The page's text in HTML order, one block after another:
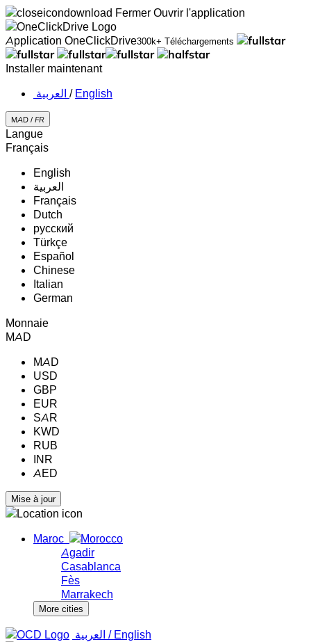
Fermer Ouvrir l'application
Application OneClickDrive300k+ Téléchargements
Installer maintenant
‏العربية ‏ / English
MAD / FR
Langue
Français
English
‏العربية‏
Français
Dutch
русский
Türkçe
Español
Chinese
Italian
German
Monnaie
MAD
MAD
USD
GBP
EUR
SAR
KWD
RUB
INR
AED
Maroc
Agadir
Casablanca
Fès
Marrakech
More cities
‏العربية ‏ / English